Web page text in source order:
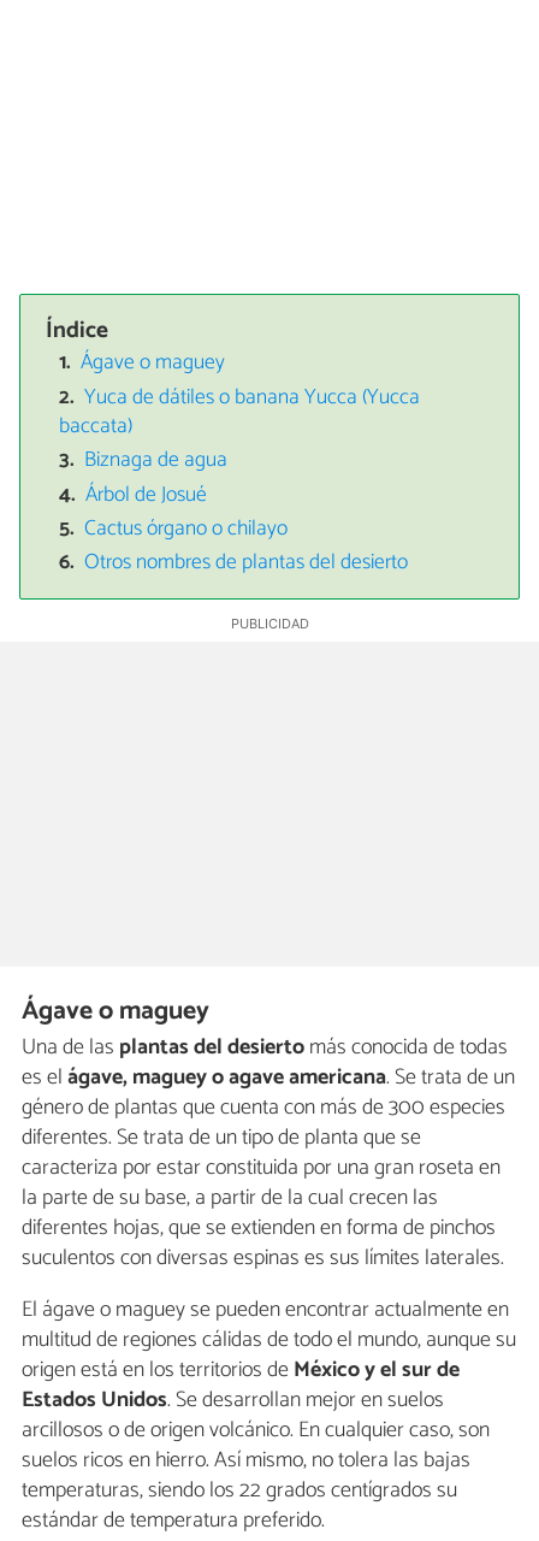
Índice
Ágave o maguey
Yuca de dátiles o banana Yucca (Yucca
baccata)
Biznaga de agua
Árbol de Josué
Cactus órgano o chilayo
Otros nombres de plantas del desierto
Ágave o maguey
Una de las plantas del desiertomás conocida de todas
es elágave, maguey o agave americana. Se trata de un
género de plantas que cuenta con más de 300 especies
diferentes. Se trata de un tipo de planta que se
caracteriza por estar constituida por una gran roseta en
la parte de su base, a partir de la cual crecen las
diferentes hojas, que se extienden en forma de pinchos
suculentos con diversas espinas es sus límites laterales.
El ágave o maguey se pueden encontrar actualmente en
multitud de regiones cálidas de todo el mundo, aunque su
origen está en los territorios deMéxico y el sur de
Estados Unidos. Se desarrollan mejor en suelos
arcillosos o de origen volcánico. En cualquier caso, son
suelos ricos en hierro. Así mismo, no tolera las bajas
temperaturas, siendo los 22 grados centígrados su
estándar de temperatura preferido.